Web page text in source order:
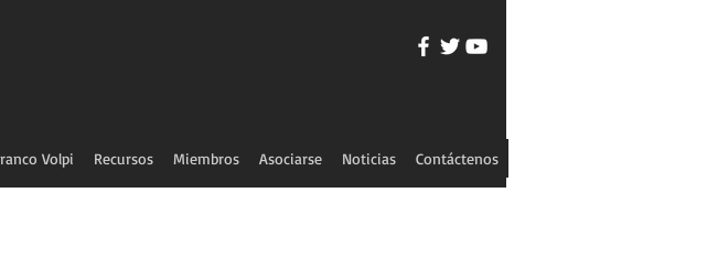
Volpi Recursos Miembros Asociarse Noticias Contáctenos